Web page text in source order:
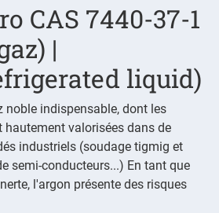
CAS 7440-37-1
|
liquid)
noble indispensable, dont les
hautement valorisées dans de
industriels (soudage tigmig et
semi-conducteurs...) En tant que
l'argon présente des risques